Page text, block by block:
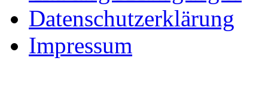
Datenschutzerklärung
Impressum